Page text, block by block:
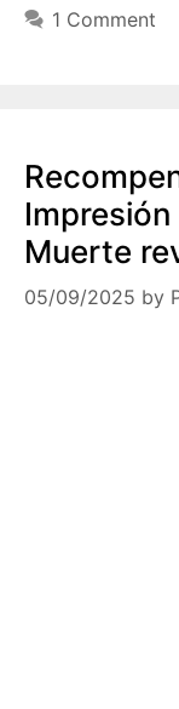
1 Comment
Muerte
05/09/2025 by